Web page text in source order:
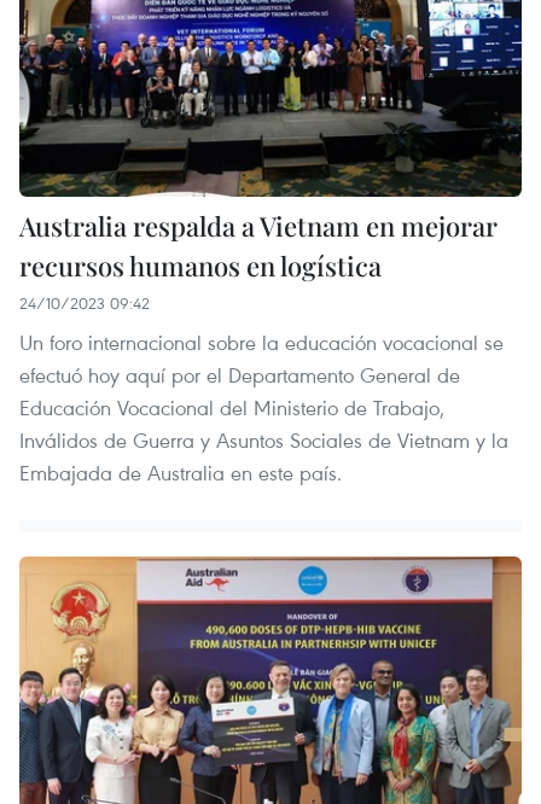
Australia respalda a Vietnam en mejorar
recursos humanos en logística
24/10/2023 09:42
Un foro internacional sobre la educación vocacional se
efectuó hoy aquí por el Departamento General de
Educación Vocacional del Ministerio de Trabajo,
Inválidos de Guerra y Asuntos Sociales de Vietnam y la
Embajada de Australia en este país.